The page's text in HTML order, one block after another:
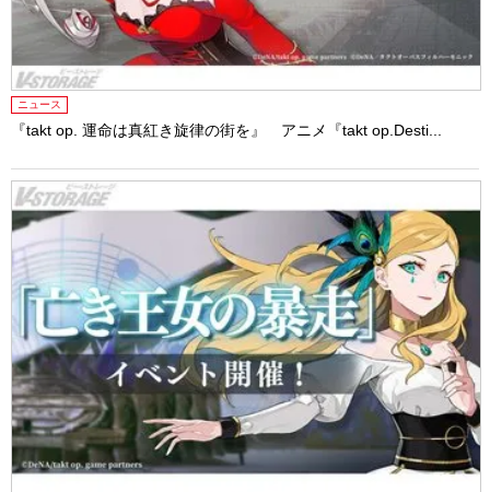
ニュース
『takt op. 運命は真紅き旋律の街を』 アニメ『takt op.Desti...